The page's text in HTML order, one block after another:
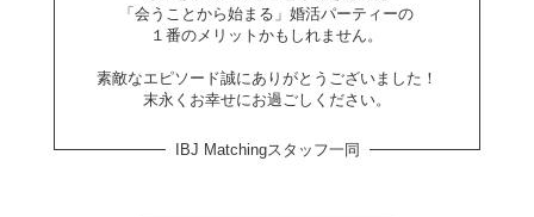
「会うことから始まる」婚活パーティーの
１番のメリットかもしれません。
素敵なエピソード誠にありがとうございました！
末永くお幸せにお過ごしください。
IBJ Matchingスタッフ一同